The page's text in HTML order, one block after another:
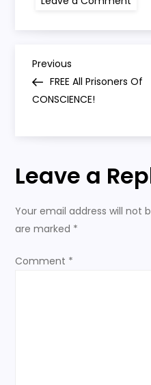
P
o
s
t
a
v
Previous
Post
Previous
FREE All Prisoners Of
CONSCIENCE!
Leave a
Your email address will not
are marked *
Comment *